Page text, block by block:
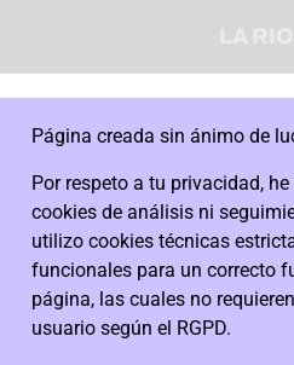
Página creada sin ánimo de
Por respeto a tu privacidad,
cookies de análisis ni
utilizo cookies técnicas
funcionales para un correcto
página, las cuales no
usuario según el RGPD.